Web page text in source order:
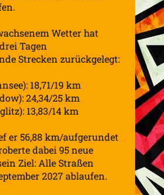
Wetter hat
Tagen
Strecken zurückgelegt:
18,71/19 km
24,34/25 km
13,83/14 km
er 56,88 km/aufgerundet
dabei 95 neue
Ziel: Alle Straßen
2027 ablaufen.